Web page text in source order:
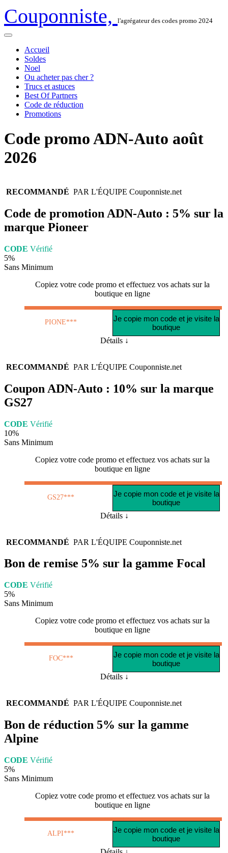
Couponniste, l'agrégateur des codes promo 2024
Accueil
Soldes
Noel
Ou acheter pas cher ?
Trucs et astuces
Best Of Partners
Code de réduction
Promotions
Code promoADN-Auto août
2026
RECOMMANDÉ PAR L'ÉQUIPE Couponniste.net
Code de promotion ADN-Auto : 5% sur la
marque Pioneer
CODE Vérifié
5%
Sans Minimum
Copiez votre code promo et effectuez vos achats sur la
boutique en ligne
PIONE***
Je copie mon code et je visite la
boutique
Détails ↓
RECOMMANDÉ PAR L'ÉQUIPE Couponniste.net
Coupon ADN-Auto : 10% sur la marque
GS27
CODE Vérifié
10%
Sans Minimum
Copiez votre code promo et effectuez vos achats sur la
boutique en ligne
GS27***
Je copie mon code et je visite la
boutique
Détails ↓
RECOMMANDÉ PAR L'ÉQUIPE Couponniste.net
Bon de remise 5% sur la gamme Focal
CODE Vérifié
5%
Sans Minimum
Copiez votre code promo et effectuez vos achats sur la
boutique en ligne
FOC***
Je copie mon code et je visite la
boutique
Détails ↓
RECOMMANDÉ PAR L'ÉQUIPE Couponniste.net
Bon de réduction 5% sur la gamme
Alpine
CODE Vérifié
5%
Sans Minimum
Copiez votre code promo et effectuez vos achats sur la
boutique en ligne
ALPI***
Je copie mon code et je visite la
boutique